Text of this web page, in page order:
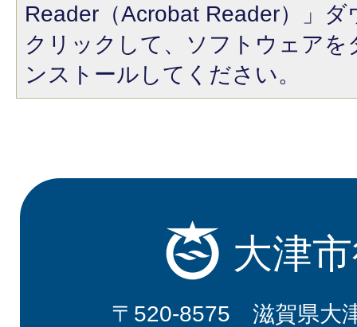
Reader（Acrobat Reader）」
クリックして、ソフトウェア
ンストールしてください。
大津
〒520-8575 滋賀県大